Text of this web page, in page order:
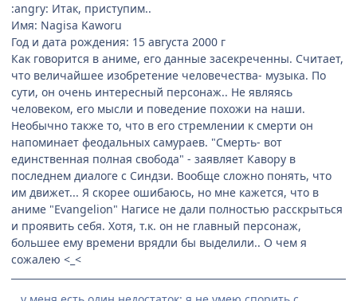
:angry: Итак, приступим..
Имя: Nagisa Kaworu
Год и дата рождения: 15 августа 2000 г
Как говорится в аниме, его данные засекреченны. Считает,
что величайшее изобретение человечества- музыка. По
сути, он очень интересный персонаж.. Не являясь
человеком, его мысли и поведение похожи на наши.
Необычно также то, что в его стремлении к смерти он
напоминает феодальных самураев. "Смерть- вот
единственная полная свобода" - заявляет Кавору в
последнем диалоге с Синдзи. Вообще сложно понять, что
им движет... Я скорее ошибаюсь, но мне кажется, что в
аниме "Evangelion" Нагисе не дали полностью расскрыться
и проявить себя. Хотя, т.к. он не главный персонаж,
большее ему времени врядли бы выделили.. О чем я
сожалею <_<